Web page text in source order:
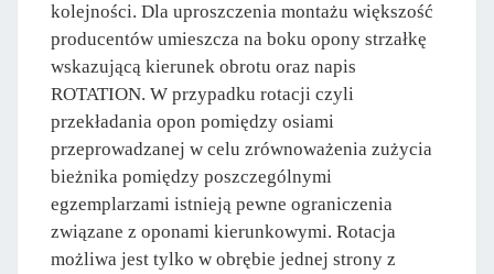
kolejności. Dla uproszczenia montażu większość
producentów umieszcza na boku opony strzałkę
wskazującą kierunek obrotu oraz napis
ROTATION. W przypadku rotacji czyli
przekładania opon pomiędzy osiami
przeprowadzanej w celu zrównoważenia zużycia
bieżnika pomiędzy poszczególnymi
egzemplarzami istnieją pewne ograniczenia
związane z oponami kierunkowymi. Rotacja
możliwa jest tylko w obrębie jednej strony z